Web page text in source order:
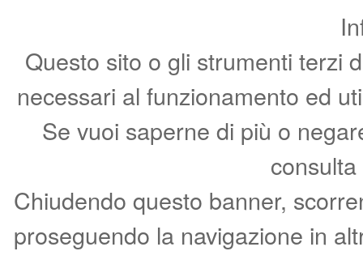
Questo sito o gli strumenti terzi
necessari al funzionamento ed
Se vuoi saperne di più o
Chiudendo questo banner,
proseguendo la navigazione in